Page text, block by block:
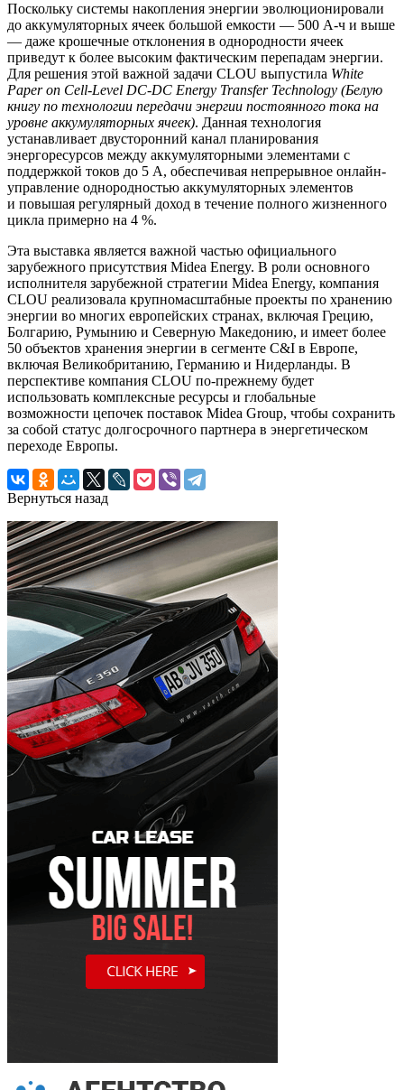
Поскольку системы накопления энергии эволюционировали
до аккумуляторных ячеек большой емкости — 500 А-ч и выше
— даже крошечные отклонения в однородности ячеек
приведут к более высоким фактическим перепадам энергии.
Для решения этой важной задачи CLOU выпустила White
Paper on Cell-Level DC-DC Energy Transfer Technology (Белую
книгу по технологии передачи энергии постоянного тока на
уровне аккумуляторных ячеек). Данная технология
устанавливает двусторонний канал планирования
энергоресурсов между аккумуляторными элементами с
поддержкой токов до 5 А, обеспечивая непрерывное онлайн-
управление однородностью аккумуляторных элементов
и повышая регулярный доход в течение полного жизненного
цикла примерно на 4 %.
Эта выставка является важной частью официального
зарубежного присутствия Midea Energy. В роли основного
исполнителя зарубежной стратегии Midea Energy, компания
CLOU реализовала крупномасштабные проекты по хранению
энергии во многих европейских странах, включая Грецию,
Болгарию, Румынию и Северную Македонию, и имеет более
50 объектов хранения энергии в сегменте C&I в Европе,
включая Великобританию, Германию и Нидерланды. В
перспективе компания CLOU по-прежнему будет
использовать комплексные ресурсы и глобальные
возможности цепочек поставок Midea Group, чтобы сохранить
за собой статус долгосрочного партнера в энергетическом
переходе Европы.
Вернуться назад